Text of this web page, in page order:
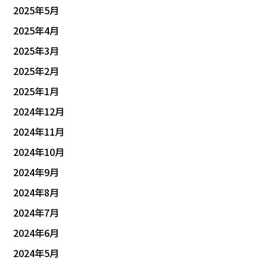
2025年5月
2025年4月
2025年3月
2025年2月
2025年1月
2024年12月
2024年11月
2024年10月
2024年9月
2024年8月
2024年7月
2024年6月
2024年5月